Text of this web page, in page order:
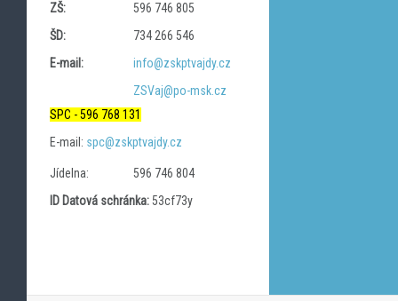
ZŠ:
596 746 805
ŠD:
734 266 546
E-mail:
info@zskptvajdy.cz
ZSVaj@po-msk.cz
SPC - 596 768 131
E-mail: spc@zskptvajdy.cz
Jídelna:
596 746 804
ID Datová schránka:53cf73y